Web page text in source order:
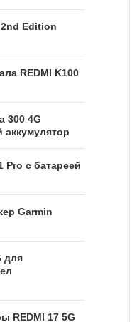
Edition
REDMI K100
300 4G
аккумулятор
Pro с батареей
Garmin
для
REDMI 17 5G